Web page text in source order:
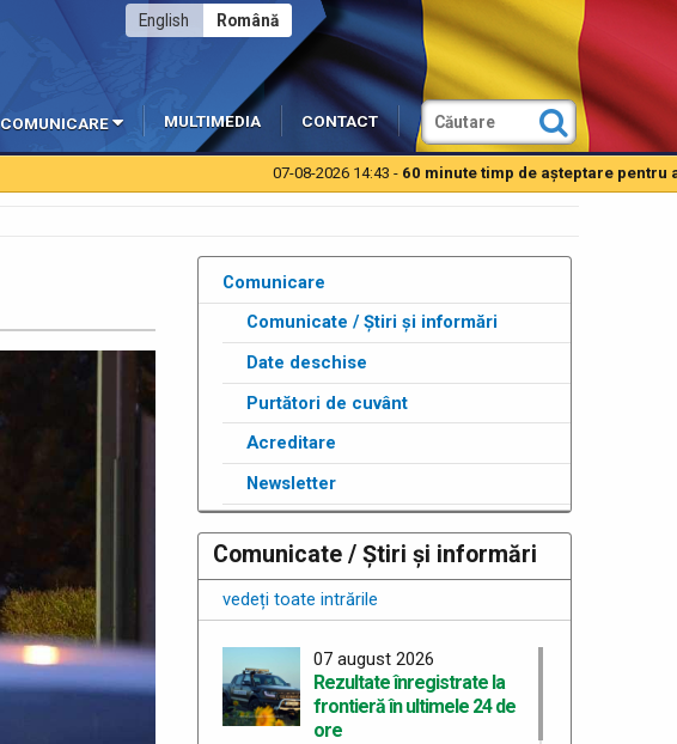
Română
English
COMUNICARE MULTIMEDIA CONTACT
07-08-2026 14:43 -60 minute timp de aşteptare pentru
Comunicare
Comunicate / Știri și informări
Date deschise
Purtători de cuvânt
Acreditare
Newsletter
Comunicate / Știri și informări
vedeți toate intrările
07 august 2026
Rezultate înregistrate la
frontieră în ultimele 24 de
ore